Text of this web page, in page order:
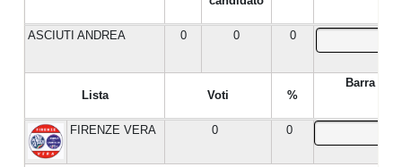
ASCIUTI ANDREA 0 0 0
Lista Voti %
Barra %
FIRENZE VERA 0 0